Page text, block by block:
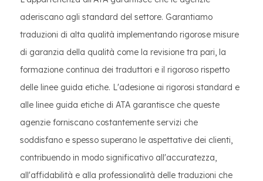
aderiscano agli standard del settore. Garantiamo
traduzioni di alta qualità implementando rigorose misure
di garanzia della qualità come la revisione tra pari, la
formazione continua dei traduttori e il rigoroso rispetto
delle linee guida etiche. L'adesione ai rigorosi standard e
alle linee guida etiche di ATA garantisce che queste
agenzie forniscano costantemente servizi che
soddisfano e spesso superano le aspettative dei clienti,
contribuendo in modo significativo all'accuratezza,
all'affidabilità e alla professionalità delle traduzioni che